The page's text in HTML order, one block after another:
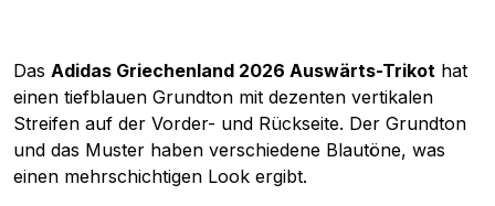
Das Adidas Griechenland 2026 Auswärts-Trikot hat
einen tiefblauen Grundton mit dezenten vertikalen
Streifen auf der Vorder- und Rückseite. Der Grundton
und das Muster haben verschiedene Blautöne, was
einen mehrschichtigen Look ergibt.